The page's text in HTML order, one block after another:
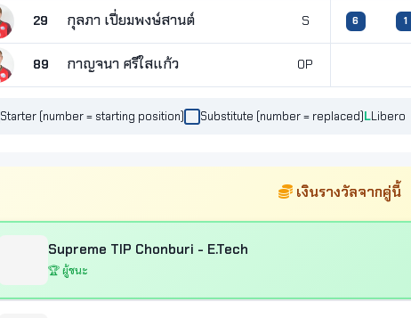
29 กุลภา เปี่ยมพงษ์สานต์ S 6 1
89 กาญจนา ศรีใสแก้ว OP
Starter (number = starting position) Substitute (number = replaced) Libero
เงินรางวัลจากคู่นี้
Supreme TIP Chonburi - E.Tech
🏆 ผู้ชนะ